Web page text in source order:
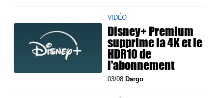
VIDÉO
Disney+ Premium
supprime la 4K et le
HDR10 de
l'abonnement
03/08 Dargo